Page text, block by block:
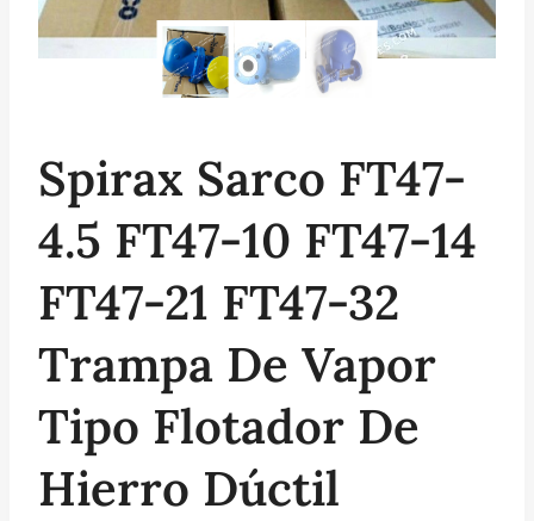
Spirax Sarco FT47-
4.5 FT47-10 FT47-14
FT47-21 FT47-32
Trampa De Vapor
Tipo Flotador De
Hierro Dúctil